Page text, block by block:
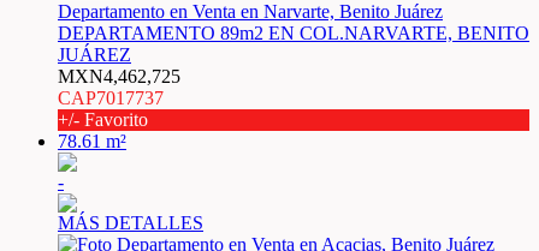
Departamento en Venta en Narvarte, Benito Juárez
DEPARTAMENTO 89m2 EN COL.NARVARTE, BENITO
JUÁREZ
MXN4,462,725
CAP7017737
+/- Favorito
78.61 m²
-
MÁS DETALLES